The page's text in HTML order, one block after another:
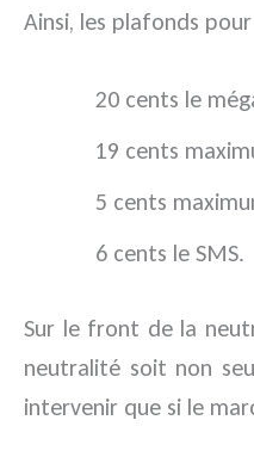
Ainsi, les plafonds
20 cents le
19 cents
5 cents
6 cents le SMS.
Sur le front de la
neutralité soit non
intervenir que si le